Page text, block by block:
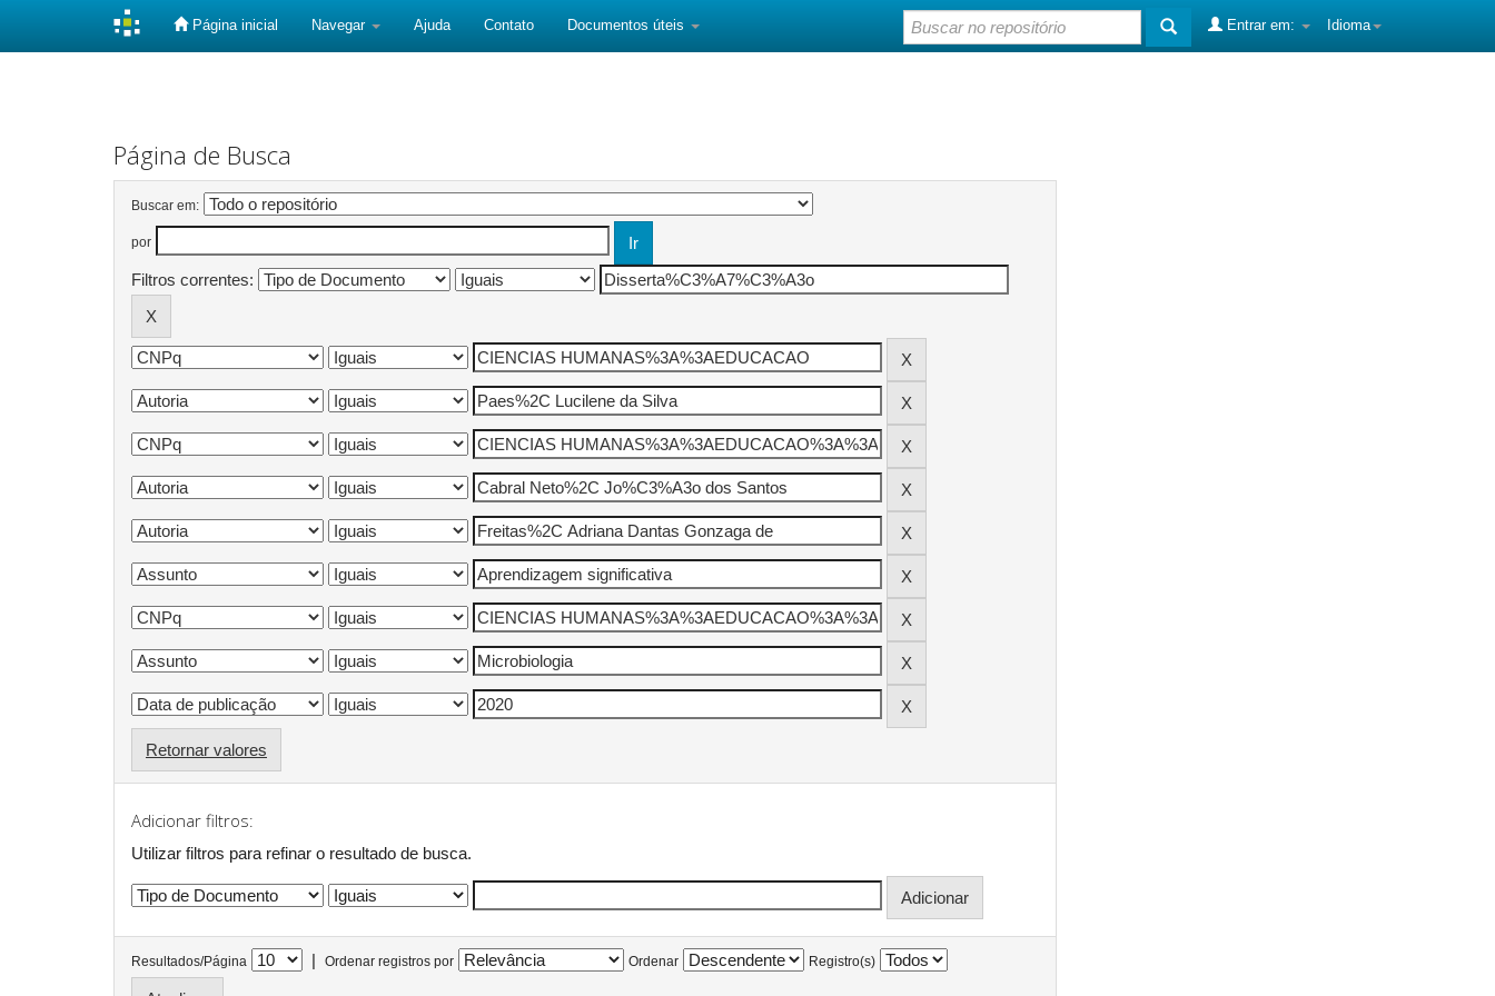
Página inicial Navegar Ajuda Contato Documentos úteis Idioma
Entrar em:
Página de Busca
Buscar em:
por
Filtros correntes:
Retornar valores
Adicionar filtros:
Utilizar filtros para refinar o resultado de busca.
Resultados/Página | Ordenar registros por Ordenar Registro(s)